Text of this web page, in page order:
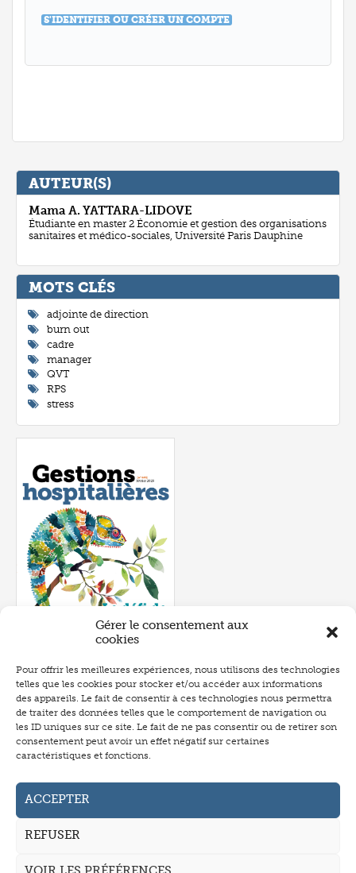
Gérer le consentement aux
cookies
Pour offrir les meilleures expériences, nous utilisons des technologies
telles que les cookies pour stocker et/ou accéder aux informations
des appareils. Le fait de consentir à ces technologies nous permettra
de traiter des données telles que le comportement de navigation ou
les ID uniques sur ce site. Le fait de ne pas consentir ou de retirer son
consentement peut avoir un effet négatif sur certaines
caractéristiques et fonctions.
ACCEPTER
REFUSER
S'IDENTIFIER OU CRÉER UN COMPTE
AUTEUR(S)
Mama A. YATTARA-LIDOVE
Étudiante en master 2 Économie et gestion des organisations
sanitaires et médico-sociales, Université Paris Dauphine
MOTS CLÉ
adjointe de direction
burn out
cadre
manager
QVT
RPS
stress
Numéro 643- février 2025
P.103
Annonceurs
Auteurs